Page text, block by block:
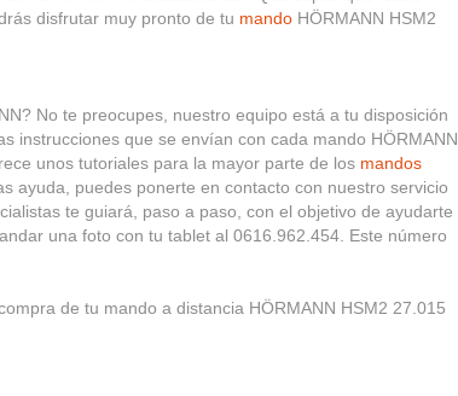
disfrutar muy pronto de tu mando HÖRMANN HSM2
No te preocupes, nuestro equipo está a tu disposición
instrucciones que se envían con cada mando HÖRMANN
unos tutoriales para la mayor parte de los mandos
ayuda, puedes ponerte en contacto con nuestro servicio
te guiará, paso a paso, con el objetivo de ayudarte
una foto con tu tablet al 0616.962.454. Este número
de tu mando a distancia HÖRMANN HSM2 27.015